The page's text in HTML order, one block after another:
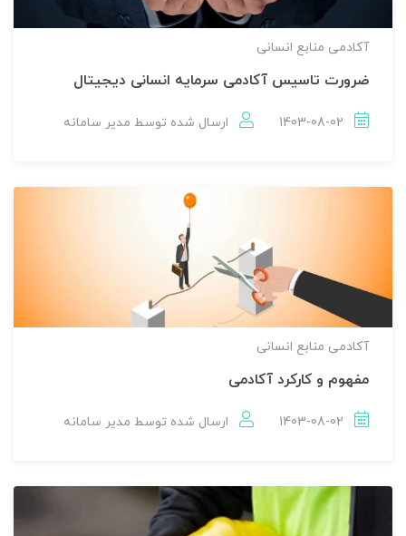
آکادمی منابع انسانی
ضرورت تاسیس آکادمی سرمایه انسانی دیجیتال
1403-08-02 ارسال شده توسط مدير سامانه
آکادمی منابع انسانی
مفهوم و کارکرد آکادمی
1403-08-02 ارسال شده توسط مدير سامانه